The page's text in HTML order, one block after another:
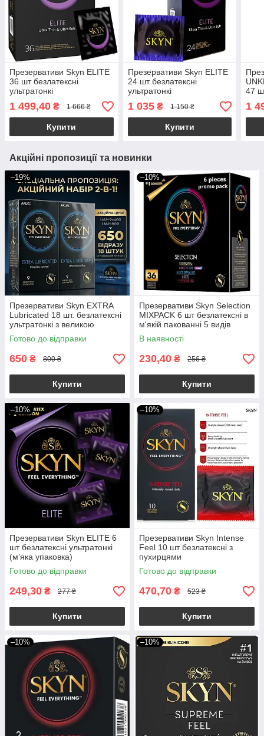
Презервативи Skyn ELITE
36 шт безлатексні
ультратонкі
1 499,40 ₴ 1 666 ₴
Купити
Презервативи Skyn ELITE
24 шт безлатексні
ультратонкі
1 035₴ 1 150 ₴
Купити
47
1
Акційні пропозиції та новинки
–19%
Презервативи Skyn EXTRA
Lubricated 18 шт. безлатексні
ультратонкі з великою
кількістю мастила
Готово до відправки
650 ₴ 800 ₴
Купити
–10%
Презервативи Skyn Selection
MIXPACK 6 шт безлатексні в
м'якій пакованні 5 видів
В наявності
230,40 ₴ 256 ₴
Купити
–10%
Презервативи Skyn ELITE 6
шт безлатексні ультратонкі
(мʼяка упаковка)
Готово до відправки
249,30 ₴ 277 ₴
Купити
–10%
Презервативи Skyn Intense
Feel 10 шт безлатексні з
пухирцями
Готово до відправки
470,70 ₴ 523 ₴
Купити
–10% –10%